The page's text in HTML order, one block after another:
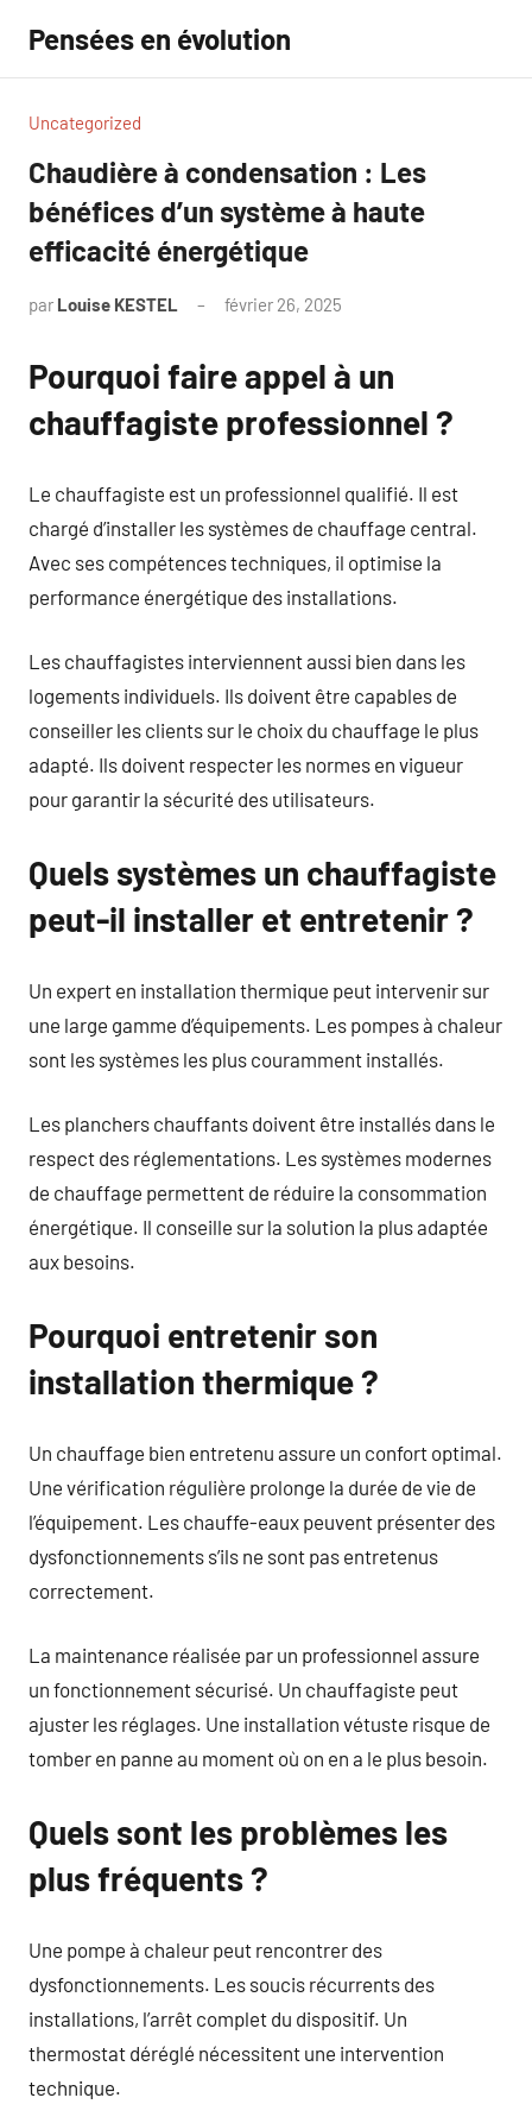
contenu
Pensées en évolution
Uncategorized
Chaudière à condensation : Les
bénéfices d’un système à haute
efficacité énergétique
par Louise KESTEL février 26, 2025
Pourquoi faire appel à un
chauffagiste professionnel ?
Le chauffagiste est un professionnel qualifié. Il est
chargé d’installer les systèmes de chauffage central.
Avec ses compétences techniques, il optimise la
performance énergétique des installations.
Les chauffagistes interviennent aussi bien dans les
logements individuels. Ils doivent être capables de
conseiller les clients sur le choix du chauffage le plus
adapté. Ils doivent respecter les normes en vigueur
pour garantir la sécurité des utilisateurs.
Quels systèmes un chauffagiste
peut-il installer et entretenir ?
Un expert en installation thermique peut intervenir sur
une large gamme d’équipements. Les pompes à chaleur
sont les systèmes les plus couramment installés.
Les planchers chauffants doivent être installés dans le
respect des réglementations. Les systèmes modernes
de chauffage permettent de réduire la consommation
énergétique. Il conseille sur la solution la plus adaptée
aux besoins.
Pourquoi entretenir son
installation thermique ?
Un chauffage bien entretenu assure un confort optimal.
Une vérification régulière prolonge la durée de vie de
l’équipement. Les chauffe-eaux peuvent présenter des
dysfonctionnements s’ils ne sont pas entretenus
correctement.
La maintenance réalisée par un professionnel assure
un fonctionnement sécurisé. Un chauffagiste peut
ajuster les réglages. Une installation vétuste risque de
tomber en panne au moment où on en a le plus besoin.
Quels sont les problèmes les
plus fréquents ?
Une pompe à chaleur peut rencontrer des
dysfonctionnements. Les soucis récurrents des
installations, l’arrêt complet du dispositif. Un
thermostat déréglé nécessitent une intervention
technique.